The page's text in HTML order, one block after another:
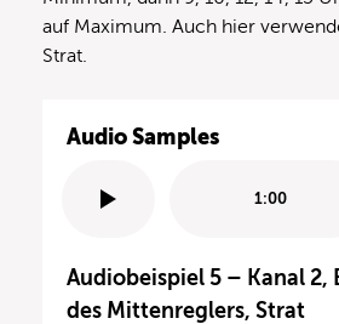
auf Maximum. Auch hier
Strat.
Audio Samples
1:00
Audiobeispiel 5 – Kanal 2,
des Mittenreglers, Strat